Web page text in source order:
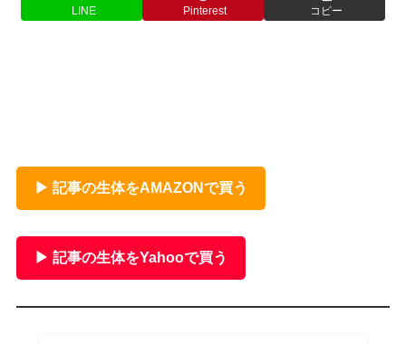
LINE Pinterest コピー
▶ 記事の生体をAMAZONで買う
▶ 記事の生体をYahooで買う